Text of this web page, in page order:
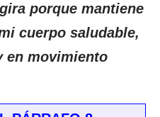
porque mantiene
cuerpo saludable,
en movimiento